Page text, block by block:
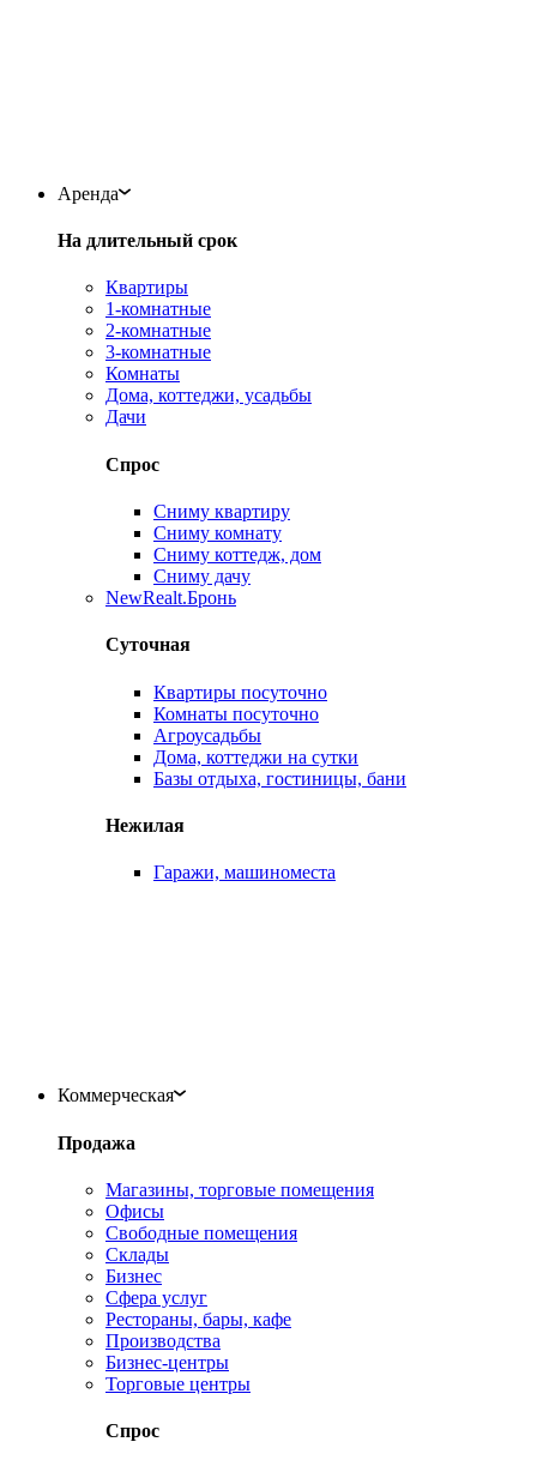
Аренда
На длительный срок
Квартиры
1-комнатные
2-комнатные
3-комнатные
Комнаты
Дома, коттеджи, усадьбы
Дачи
Спрос
Сниму квартиру
Сниму комнату
Сниму коттедж, дом
Сниму дачу
NewRealt.Бронь
Суточная
Квартиры посуточно
Комнаты посуточно
Агроусадьбы
Дома, коттеджи на сутки
Базы отдыха, гостиницы, бани
Нежилая
Гаражи, машиноместа
Коммерческая
Продажа
Магазины, торговые помещения
Офисы
Свободные помещения
Склады
Бизнес
Сфера услуг
Рестораны, бары, кафе
Производства
Бизнес-центры
Торговые центры
Спрос